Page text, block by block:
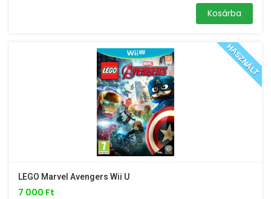
Kosárba
HASZNÁLT
LEGO Marvel Avengers Wii U
7 000 Ft